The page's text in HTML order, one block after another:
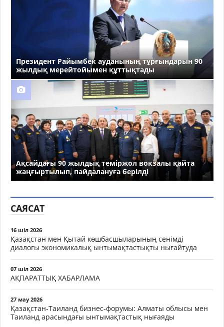
Президент Райымбек ауданының тұрғындарын 90
жылдық мерейтойымен құттықтады
Ақсайдағы 90 жылдық теміржол вокзалы қайта
жаңғыртылып, пайдалануға берілді
САЯСАТ
16 шіл 2026
Қазақстан мен Қытай көшбасшыларының сенімді
диалогы экономикалық ынтымақтастықты нығайтуда
07 шіл 2026
АҚПАРАТТЫҚ ХАБАРЛАМА
27 мау 2026
Қазақстан-Таиланд бизнес-форумы: Алматы облысы мен
Таиланд арасындағы ынтымақтастық нығаяды